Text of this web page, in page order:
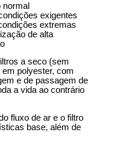
normal
exigentes
extremas
de alta
a seco (sem
polyester, com
e de passagem de
a vida ao contrário
fluxo de ar e o filtro
base, além de